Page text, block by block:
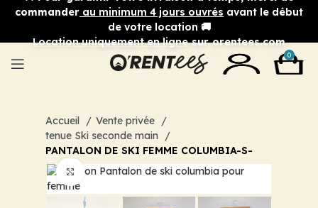
commander au minimum 4 jours ouvrés avant le début
de votre location 🚚
Location uniquement en lignesur orentees.com
0
Accueil
Vente privée
tenue Ski seconde main
PANTALON DE SKI FEMME COLUMBIA-S-
Cliquez pour agrandir